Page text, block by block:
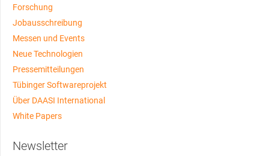
Forschung
Jobausschreibung
Messen und Events
Neue Technologien
Pressemitteilungen
Tübinger Softwareprojekt
Über DAASI International
White Papers
Newsletter